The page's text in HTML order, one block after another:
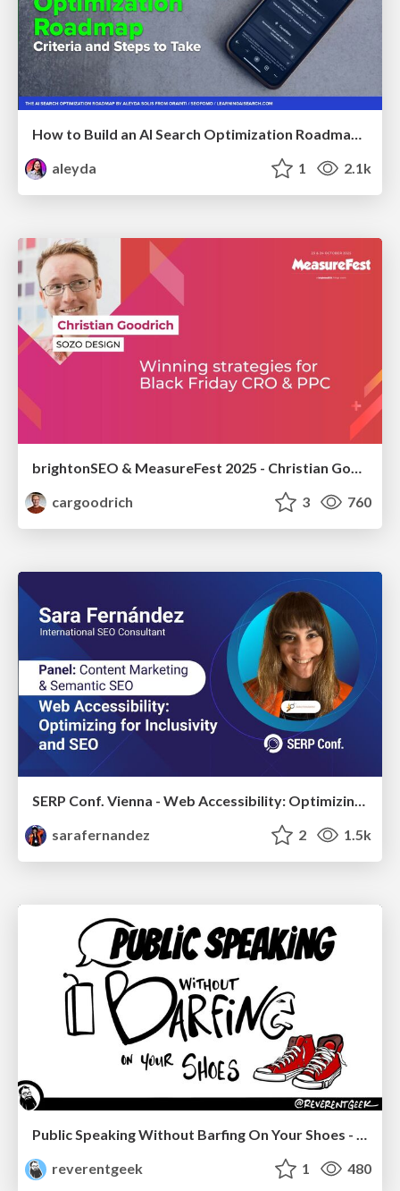
How to Build an AI Search Optimization Roadmap - Criteria and Steps to Take #SEOIRL
aleyda
1 2.1k
brightonSEO & MeasureFest 2025 - Christian Goodrich - Winning strategies for Black Friday CRO & PPC
cargoodrich
3 760
SERP Conf. Vienna - Web Accessibility: Optimizing for Inclusivity and SEO
sarafernandez
2 1.5k
reverentgeek
1 480